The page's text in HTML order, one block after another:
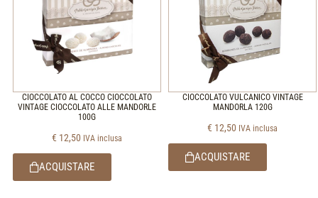
CIOCCOLATO AL COCCO CIOCCOLATO
VINTAGE CIOCCOLATO ALLE MANDORLE
100G
€ 12,50 IVA inclusa
ACQUISTARE
CIOCCOLATO VULCANICO VINTAGE
MANDORLA 120G
€ 12,50 IVA inclusa
ACQUISTARE